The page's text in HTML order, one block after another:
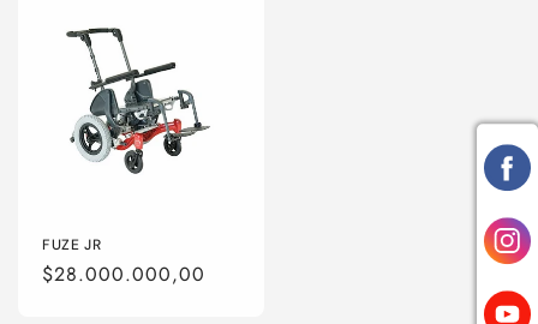
FUZE JR
Precio
$28.000.000,00